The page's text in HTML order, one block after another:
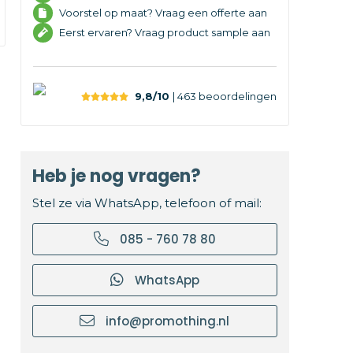
Voorstel op maat? Vraag een offerte aan
Eerst ervaren? Vraag product sample aan
9,8/10 | 463 beoordelingen
Heb je nog vragen?
Stel ze via WhatsApp, telefoon of mail:
085 - 760 78 80
WhatsApp
info@promothing.nl